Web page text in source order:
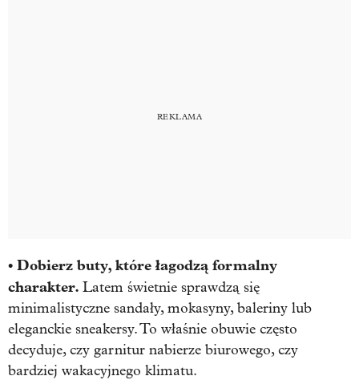
• Dobierz buty, które łagodzą formalny
charakter. Latem świetnie sprawdzą się
minimalistyczne sandały, mokasyny, baleriny lub
eleganckie sneakersy. To właśnie obuwie często
decyduje, czy garnitur nabierze biurowego, czy
bardziej wakacyjnego klimatu.